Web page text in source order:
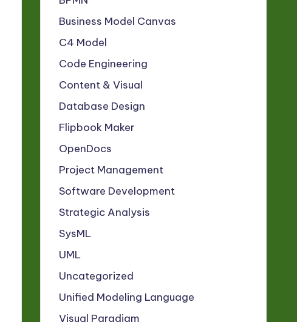
Business Model Canvas
C4 Model
Code Engineering
Content & Visual
Database Design
Flipbook Maker
OpenDocs
Project Management
Software Development
Strategic Analysis
SysML
UML
Uncategorized
Unified Modeling Language
Visual Paradigm